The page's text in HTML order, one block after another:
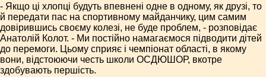
- Якщо ці хлопці будуть впевнені одне в одному, як друзі, то
й передати пас на спортивному майданчику, цим самим
довірившись своєму колезі, не буде проблем, - розповідає
Анатолій Колот. - Ми постійно намагаємося підводити дітей
до перемоги. Цьому сприяє і чемпіонат області, в якому
вони, відстоюючи честь школи ОСДЮШОР, вкотре
здобувають першість.